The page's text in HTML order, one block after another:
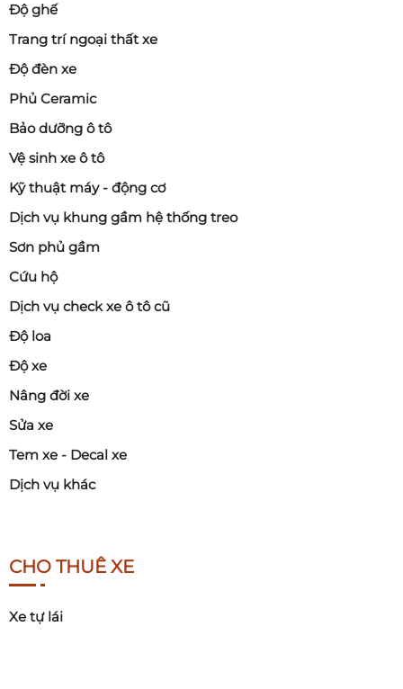
Độ ghế
Trang trí ngoại thất xe
Độ đèn xe
Phủ Ceramic
Bảo dưỡng ô tô
Vệ sinh xe ô tô
Kỹ thuật máy - động cơ
Dịch vụ khung gầm hệ thống treo
Sơn phủ gầm
Cứu hộ
Dịch vụ check xe ô tô cũ
Độ loa
Độ xe
Nâng đời xe
Sửa xe
Tem xe - Decal xe
Dịch vụ khác
CHO THUÊ XE
Xe tự lái